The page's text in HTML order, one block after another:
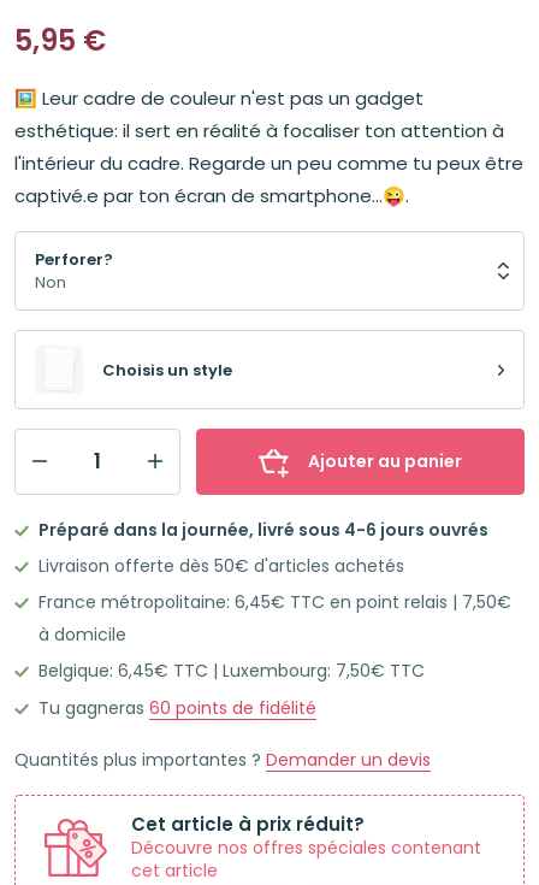
5,95 €
🖼️ Leur cadre de couleur n'est pas un gadget
esthétique: il sert en réalité à focaliser ton attention à
l'intérieur du cadre. Regarde un peu comme tu peux être
captivé.e par ton écran de smartphone...😜.
Perforer?
Choisis un style
Flashcards
Leitner
50
Fiches
bristol
A5
Ajouter au panier
Préparé dans la journée, livré sous 4-6 jours ouvrés
Livraison offerte dès 50€ d'articles achetés
France métropolitaine: 6,45€ TTC en point relais | 7,50€
à domicile
Belgique: 6,45€ TTC | Luxembourg: 7,50€ TTC
Tu gagneras 60 points de fidélité
Quantités plus importantes ? Demander un devis
Cet article à prix réduit?
Découvre nos offres spéciales contenant
cet article